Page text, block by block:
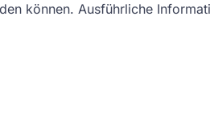
können. Ausführliche